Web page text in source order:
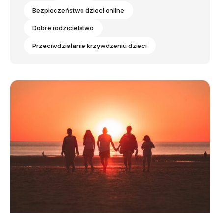
Bezpieczeństwo dzieci online
Dobre rodzicielstwo
Przeciwdziałanie krzywdzeniu dzieci